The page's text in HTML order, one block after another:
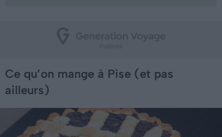
Ce qu’on mange à Pise (et pas
ailleurs)